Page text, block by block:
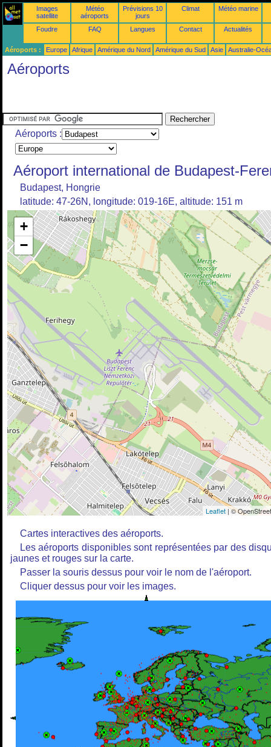
Images
satellite
Météo
aéroports
Prévisions 10
jours
Climat Météo marine
Foudre FAQ Langues Contact Actualités
Aéroports : Europe Afrique Amérique du Nord Amérique du Sud Asie Australie-
Aéroports
Aéroports :
Aéroport international de Budapest-
Budapest, Hongrie
latitude: 47-26N, longitude: 019-16E, altitude: 151 m
+
−
Leaflet| ©
Cartes interactives des aéroports.
Les aéroports disponibles sont représentées par des
jaunes et rouges sur la carte.
Passer la souris dessus pour voir le nom de l'aéroport.
Cliquer dessus pour voir les images.